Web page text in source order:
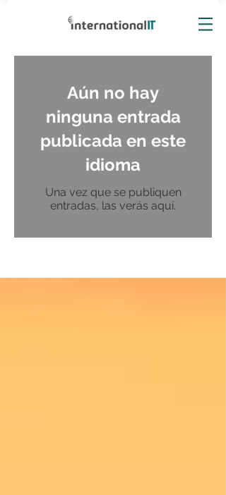
Aún no hay
ninguna entrada
publicada en este
idioma
Una vez que se publiquen
entradas, las verás aquí.